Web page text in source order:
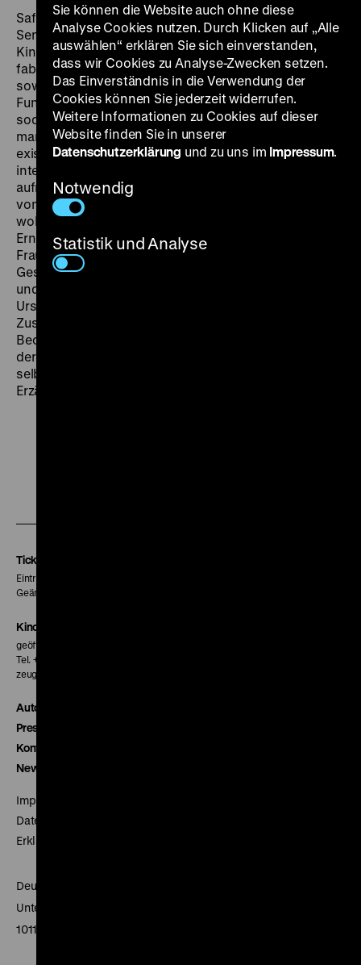
Safi Faye porträtiert inFad’jalihr Heimatdorf im
Senegal und schafft damit einen Meilenstein der
Kinogeschichte. Dokumentarische Erkundung und
fabelhafte Fiktionalisierung der brüchigen Historie
sowie der Brauchtümer und alltäglichen
Funktionsweise des Bauerndorfes verschränken sich,
sodass Natur und die von französischen Einflüssen
markierte Kultur nie unabhängig voneinander
existieren können. Das wird dann besonders
interessant, wenn politische Reformen und
aufmüpfiger Nachwuchs die Strukturen des vor allem
von der Erdnussernte lebenden Dorfes verändern
wollen. Mythologie und Tradition treffen auf
Erneuerung und Moderne. Im Konflikt bleiben die
Frauen, die das Rückgrat dieser ländlichen
Gesellschaft bilden, meist außen vor. Nur Faye filmt sie
und bringt sie ganz bewusst mit der matriarchalen
Urstruktur des Dorfes in Verbindung.
Zusammengehalten werden die sinnlich montierten
Beobachtungen von den Erzählungen der Ältesten und
der wiederkehrenden Präsenz der Filmemacherin
selbst, die in aller Ambivalenz aufzeigen, dass jede
Erzählung immer eine Frage der Perspektive ist. (ph)
Tickets
Eintritt 5 €
Geänderte Preise sind im Programm vermerkt.
Kinokasse
geöffnet 30 Minuten vor Beginn der ersten Vorstellung
Tel. + 49 30 20304-770
zeughauskino@dhm.de
Autor*innen
Presse
Kontakt
Newsletter
Impressum
Datenschutz
Erklärung digitale Barrierefreiheit
Deutsches Historisches Museum
Unter den Linden 2
10117 Berlin
Sie können die Website auch ohne diese
Analyse Cookies nutzen. Durch Klicken auf „Alle
auswählen“ erklären Sie sich einverstanden,
dass wir Cookies zu Analyse-Zwecken setzen.
Das Einverständnis in die Verwendung der
Cookies können Sie jederzeit widerrufen.
Weitere Informationen zu Cookies auf dieser
Website finden Sie in unserer
Datenschutzerklärung und zu uns im Impressum.
Notwendig
Statistik und Analyse